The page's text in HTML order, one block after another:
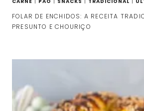
FOLAR DE ENCHIDOS: A RECEITA
PRESUNTO E CHOURIÇO